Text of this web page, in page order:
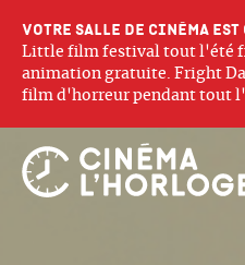
Votre salle de cinéma
Little film festival tout l'été
animation gratuite. Fright
film d'horreur pendant tout